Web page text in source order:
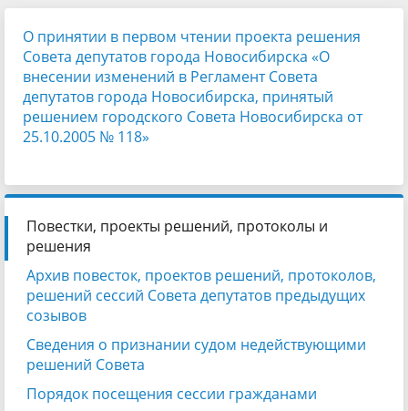
О принятии в первом чтении проекта решения
Совета депутатов города Новосибирска «О
внесении изменений в Регламент Совета
депутатов города Новосибирска, принятый
решением городского Совета Новосибирска от
25.10.2005 № 118»
Повестки, проекты решений, протоколы и
решения
Архив повесток, проектов решений, протоколов,
решений сессий Совета депутатов предыдущих
созывов
Сведения о признании судом недействующими
решений Совета
Порядок посещения сессии гражданами